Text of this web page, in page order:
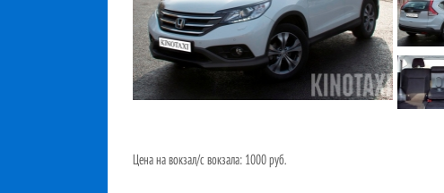
Цена на вокзал/с вокзала: 1000 руб.